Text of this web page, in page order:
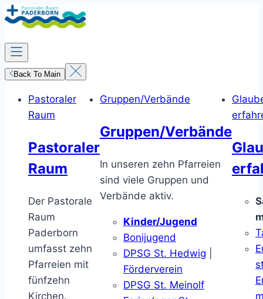
Zum
Inhalt
springen
Back To Main
Pastoraler
Raum
Pastoraler
Raum
Der Pastorale
Raum
Paderborn
umfasst zehn
Pfarreien mit
fünfzehn
Kirchen.
Gruppen/Verbände
Gruppen/Verbände
In unseren zehn Pfarreien
sind viele Gruppen und
Verbände aktiv.
Kinder/Jugend
Bonijugend
DPSG St. Hedwig
Förderverein
DPSG St. Meinolf